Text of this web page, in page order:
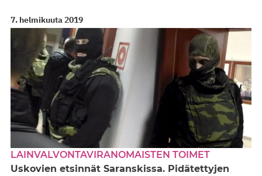
7. helmikuuta 2019
LAINVALVONTAVIRANOMAISTEN TOIMET
Uskovien etsinnät Saranskissa. Pidätettyjen